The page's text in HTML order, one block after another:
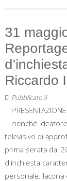
31
Riccardo
Pubblicato il
nonché
televisivo di
prima serata dal
d'inchiesta
personale.